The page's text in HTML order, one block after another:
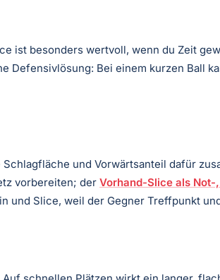
ist besonders wertvoll, wenn du Zeit
Defensivlösung: Bei einem kurzen Ball
und Vorwärtsanteil dafür
vorbereiten; der Vorhand-Slice als
und Slice, weil der Gegner Treffpunkt